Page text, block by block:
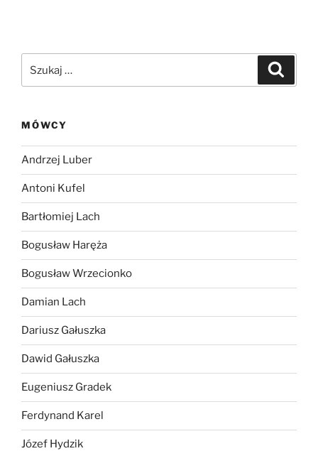
MÓWCY
Andrzej Luber
Antoni Kufel
Bartłomiej Lach
Bogusław Haręża
Bogusław Wrzecionko
Damian Lach
Dariusz Gałuszka
Dawid Gałuszka
Eugeniusz Gradek
Ferdynand Karel
Józef Hydzik